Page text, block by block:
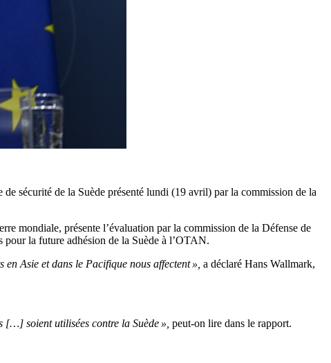
sécurité de la Suède présenté lundi (19 avril) par la commission de la
mondiale, présente l’évaluation par la commission de la Défense de
la future adhésion de la Suède à l’OTAN.
Asie et dans le Pacifique nous affectent », a déclaré Hans Wallmark,
[…] soient utilisées contre la Suède », peut-on lire dans le rapport.